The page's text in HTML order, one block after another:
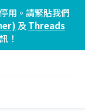
用。請緊貼我們
及 Threads
！